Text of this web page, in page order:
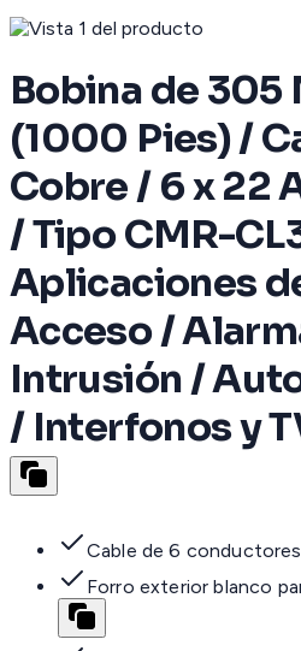
Bobina de 305
(1000 Pies) /
Cobre / 6 x 22
/ Tipo CMR-
Aplicaciones
Acceso /
Intrusión /
/ Interfonos y
Cable de 6
Forro exterior blanco